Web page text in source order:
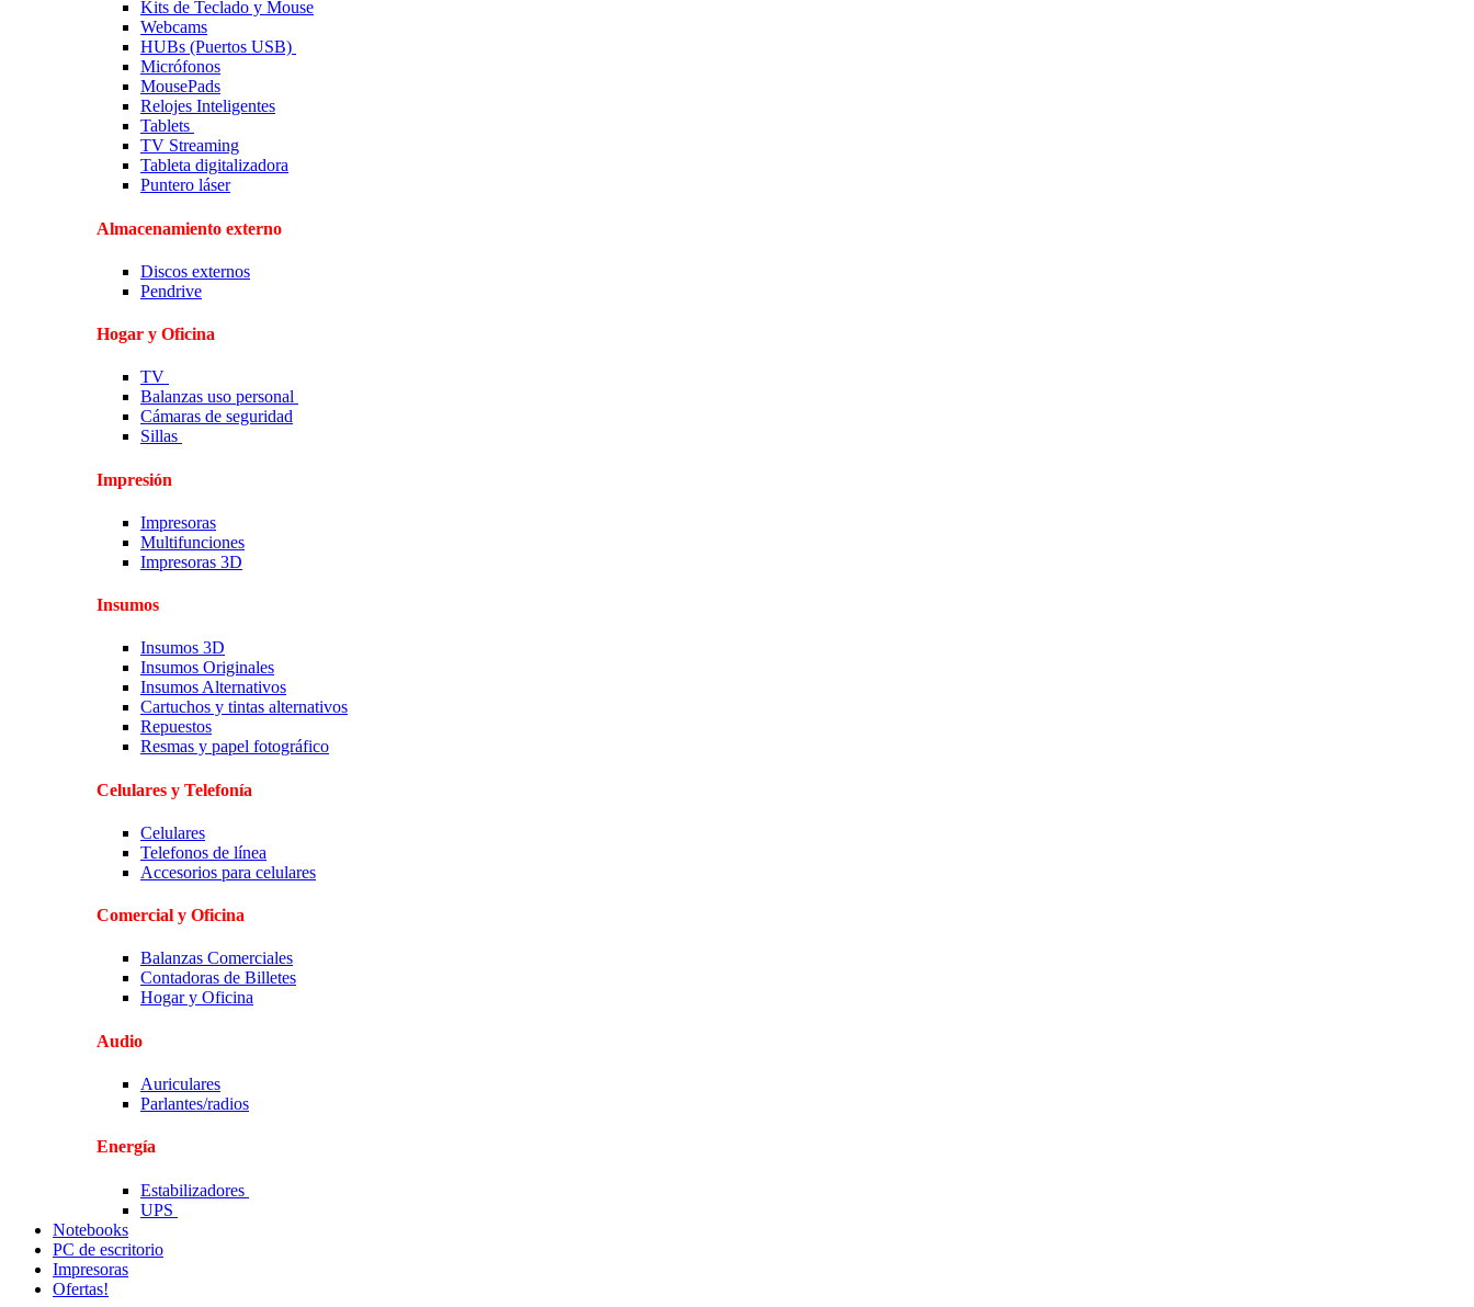
Kits de Teclado y Mouse
Webcams
HUBs (Puertos USB)
Micrófonos
MousePads
Relojes Inteligentes
Tablets
TV Streaming
Tableta digitalizadora
Puntero láser
Almacenamiento externo
Discos externos
Pendrive
Hogar y Oficina
TV
Balanzas uso personal
Cámaras de seguridad
Sillas
Impresión
Impresoras
Multifunciones
Impresoras 3D
Insumos
Insumos 3D
Insumos Originales
Insumos Alternativos
Cartuchos y tintas alternativos
Repuestos
Resmas y papel fotográfico
Celulares y Telefonía
Celulares
Telefonos de línea
Accesorios para celulares
Comercial y Oficina
Balanzas Comerciales
Contadoras de Billetes
Hogar y Oficina
Audio
Auriculares
Parlantes/radios
Energía
Estabilizadores
UPS
Notebooks
PC de escritorio
Impresoras
Ofertas!